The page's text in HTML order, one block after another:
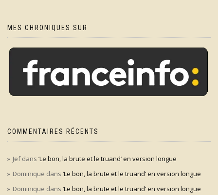
MES CHRONIQUES SUR
COMMENTAIRES RÉCENTS
Jefdans ‘Le bon, la brute et le truand’ en version longue
Dominique dans ‘Le bon, la brute et le truand’ en version longue
Dominique dans ‘Le bon, la brute et le truand’ en version longue